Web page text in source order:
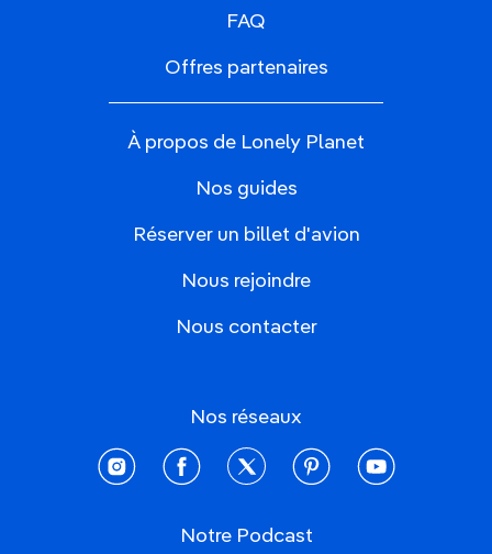
FAQ
Offres partenaires
À propos de Lonely Planet
Nos guides
Réserver un billet d'avion
Nous rejoindre
Nous contacter
Nos réseaux
instagramfacebooktwitter pinterestyoutube
Notre Podcast